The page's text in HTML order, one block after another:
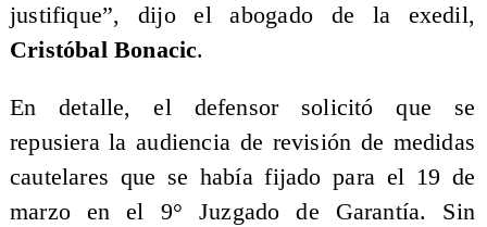
justifique”, dijo el abogado de la exedil,
Cristóbal Bonacic.
En detalle, el defensor solicitó que se
repusiera la audiencia de revisión de medidas
cautelares que se había fijado para el 19 de
marzo en el 9° Juzgado de Garantía. Sin